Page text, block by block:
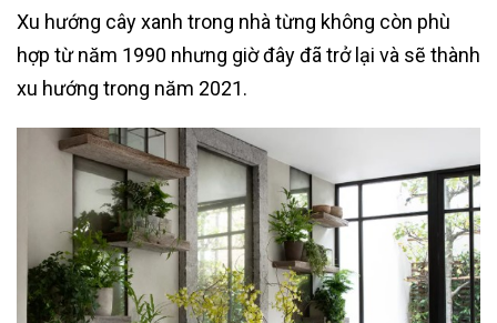
Xu hướng cây xanh trong nhà từng không còn phù
hợp từ năm 1990 nhưng giờ đây đã trở lại và sẽ thành
xu hướng trong năm 2021.